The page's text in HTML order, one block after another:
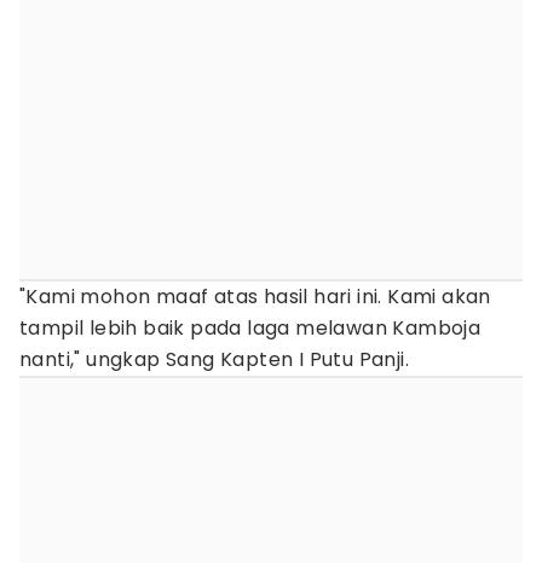
"Kami mohon maaf atas hasil hari ini. Kami akan
tampil lebih baik pada laga melawan Kamboja
nanti," ungkap Sang Kapten I Putu Panji.